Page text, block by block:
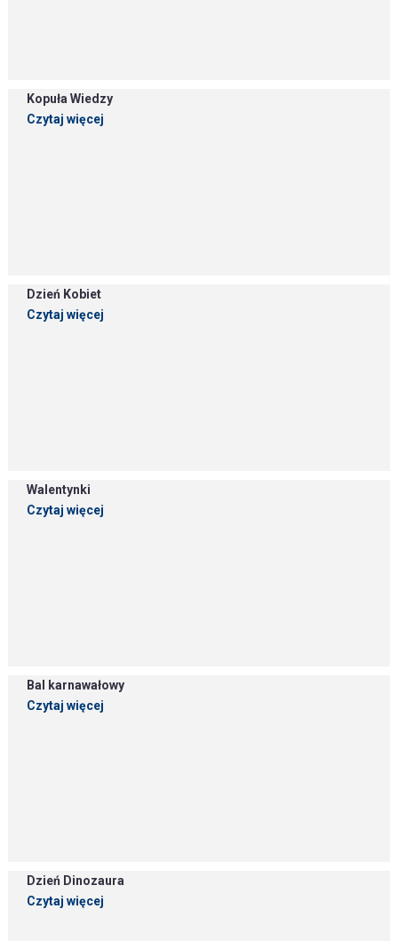
Kopuła Wiedzy
Czytaj więcej
Dzień Kobiet
Czytaj więcej
Walentynki
Czytaj więcej
Bal karnawałowy
Czytaj więcej
Dzień Dinozaura
Czytaj więcej